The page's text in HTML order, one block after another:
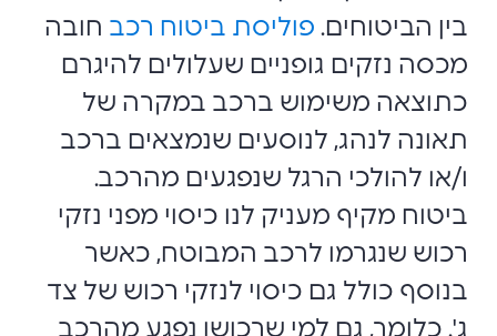
בין הביטוחים. פוליסת ביטוח רכב חובה
מכסה נזקים גופניים שעלולים להיגרם
כתוצאה משימוש ברכב במקרה של
תאונה לנהג, לנוסעים שנמצאים ברכב
ו/או להולכי הרגל שנפגעים מהרכב.
ביטוח מקיף מעניק לנו כיסוי מפני נזקי
רכוש שנגרמו לרכב המבוטח, כאשר
בנוסף כולל גם כיסוי לנזקי רכוש של צד
ג'. כלומר, גם למי שרכושו נפגע מהרכב